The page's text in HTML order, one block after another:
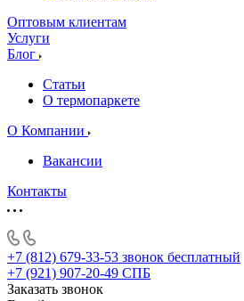
Оптовым клиентам
Услуги
Блог
Статьи
О термопаркете
О Компании
Вакансии
Контакты
+7 (812) 679-33-53 звонок бесплатный
+7 (921) 907-20-49 СПБ
Заказать звонок